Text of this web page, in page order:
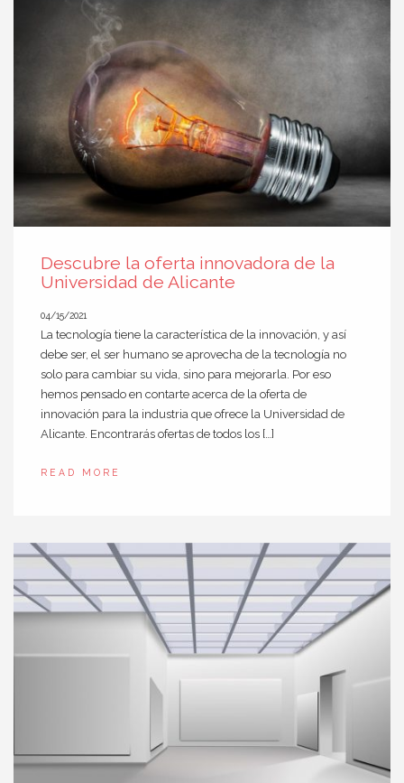
Descubre la oferta innovadora de la
Universidad de Alicante
04/15/2021
La tecnología tiene la característica de la innovación, y así
debe ser, el ser humano se aprovecha de la tecnología no
solo para cambiar su vida, sino para mejorarla. Por eso
hemos pensado en contarte acerca de la oferta de
innovación para la industria que ofrece la Universidad de
Alicante. Encontrarás ofertas de todos los […]
READ MORE